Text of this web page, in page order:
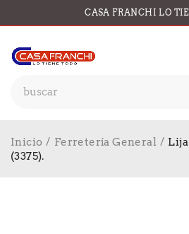
CASA FRANCHI LO
Inicio / Ferretería General / Lija
(3375).